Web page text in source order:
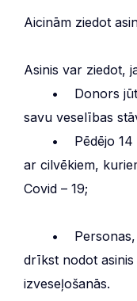
Aicinām ziedot
Asinis var ziedot,
• Donors jūtas
savu veselības
• Pēdējo 14
ar cilvēkiem,
Covid – 19;
• Personas,
drīkst nodot
izveseļošanās.